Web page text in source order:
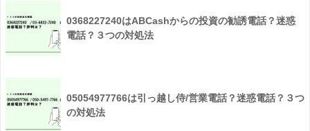
0368227240はABCashからの投資の勧誘電話？迷惑
電話？３つの対処法
05054977766は引っ越し侍/営業電話？迷惑電話？３つ
の対処法